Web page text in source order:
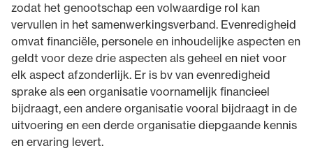
zodat het genootschap een volwaardige rol kan
vervullen in het samenwerkingsverband. Evenredigheid
omvat financiële, personele en inhoudelijke aspecten en
geldt voor deze drie aspecten als geheel en niet voor
elk aspect afzonderlijk. Er is bv van evenredigheid
sprake als een organisatie voornamelijk financieel
bijdraagt, een andere organisatie vooral bijdraagt in de
uitvoering en een derde organisatie diepgaande kennis
en ervaring levert.